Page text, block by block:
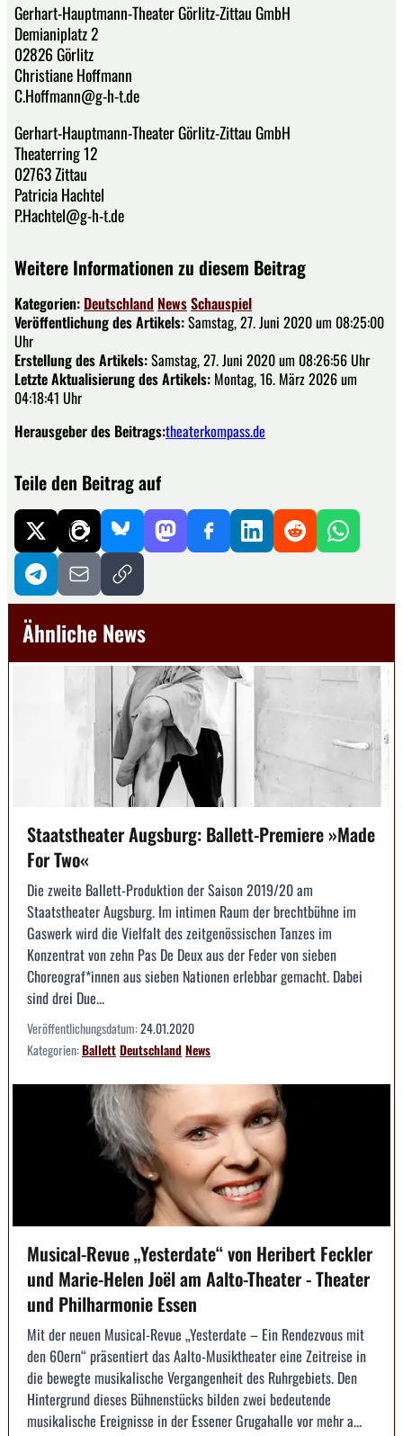
Gerhart-Hauptmann-Theater Görlitz-Zittau GmbH
Demianiplatz 2
02826 Görlitz
Christiane Hoffmann
C.Hoffmann@g-h-t.de
Gerhart-Hauptmann-Theater Görlitz-Zittau GmbH
Theaterring 12
02763 Zittau
Patricia Hachtel
P.Hachtel@g-h-t.de
Weitere Informationen zu diesem Beitrag
Kategorien: Deutschland NewsSchauspiel
Veröffentlichung des Artikels:Samstag, 27. Juni 2020 um 08:25:00
Uhr
Erstellung des Artikels:Samstag, 27. Juni 2020 um 08:26:56 Uhr
Letzte Aktualisierung des Artikels: Montag, 16. März 2026 um
04:18:41 Uhr
Herausgeber des Beitrags:theaterkompass.de
Teile den Beitrag auf
Ähnliche News
Staatstheater Augsburg: Ballett-Premiere »Made
For Two«
Die zweite Ballett-Produktion der Saison 2019/20 am
Staatstheater Augsburg. Im intimen Raum der brechtbühne im
Gaswerk wird die Vielfalt des zeitgenössischen Tanzes im
Konzentrat von zehn Pas De Deux aus der Feder von sieben
Choreograf*innen aus sieben Nationen erlebbar gemacht. Dabei
sind drei Due...
Veröffentlichungsdatum:24.01.2020
Kategorien:BallettDeutschlandNews
Musical-Revue „Yesterdate“ von Heribert Feckler
und Marie-Helen Joël am Aalto-Theater - Theater
und Philharmonie Essen
Mit der neuen Musical-Revue „Yesterdate – Ein Rendezvous mit
den 60ern“ präsentiert das Aalto-Musiktheater eine Zeitreise in
die bewegte musikalische Vergangenheit des Ruhrgebiets. Den
Hintergrund dieses Bühnenstücks bilden zwei bedeutende
musikalische Ereignisse in der Essener Grugahalle vor mehr a...